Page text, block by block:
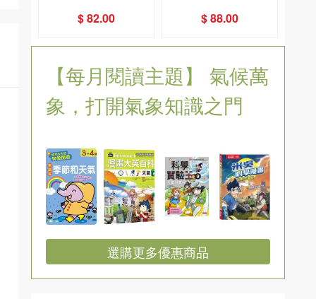
$ 82.00 $ 88.00
【每月閱讀主題】 氣候萬
象，打開氣象知識之門
選購更多優惠商品